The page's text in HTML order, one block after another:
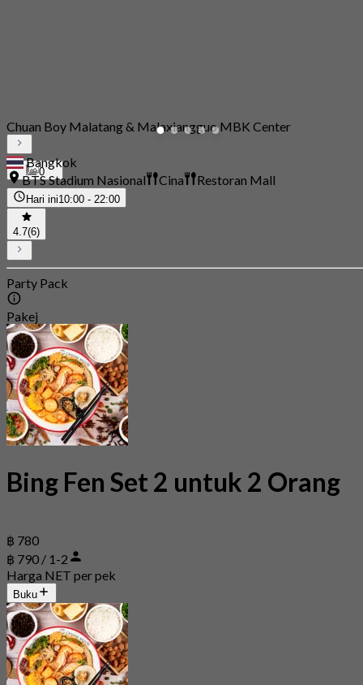
0
Chuan Boy Malatang & Malaxiangguo MBK Center
Bangkok
BTS Stadium Nasional
Cina Restoran Mall
Hari ini10:00 - 22:00
4.7(6)
Party Pack
Pakej
Bing Fen Set 2 untuk 2 Orang
฿ 780
฿ 790 / 1-2
Harga NET per pek
Buku